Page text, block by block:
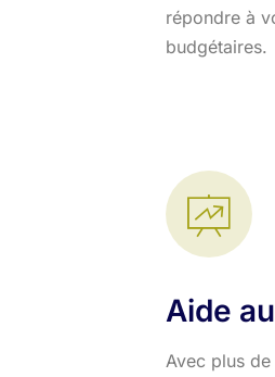
répondre à
budgétaires.
Aide
Avec plus